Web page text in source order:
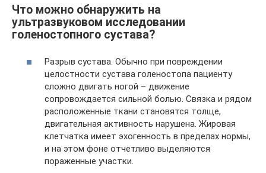
Что можно обнаружить на
ультразвуковом исследовании
голеностопного сустава?
Разрыв сустава. Обычно при повреждении
целостности сустава голеностопа пациенту
сложно двигать ногой – движение
сопровождается сильной болью. Связка и рядом
расположенные ткани становятся толще,
двигательная активность нарушена. Жировая
клетчатка имеет эхогенность в пределах нормы,
и на этом фоне отчетливо выделяются
пораженные участки.